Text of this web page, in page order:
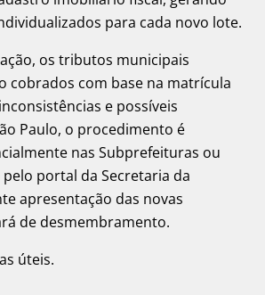
para cada novo lote.
os tributos municipais
cobrados com base na matrícula
e possíveis
Paulo, o procedimento é
nas Subprefeituras ou
portal da Secretaria da
apresentação das novas
de desmembramento.
úteis.